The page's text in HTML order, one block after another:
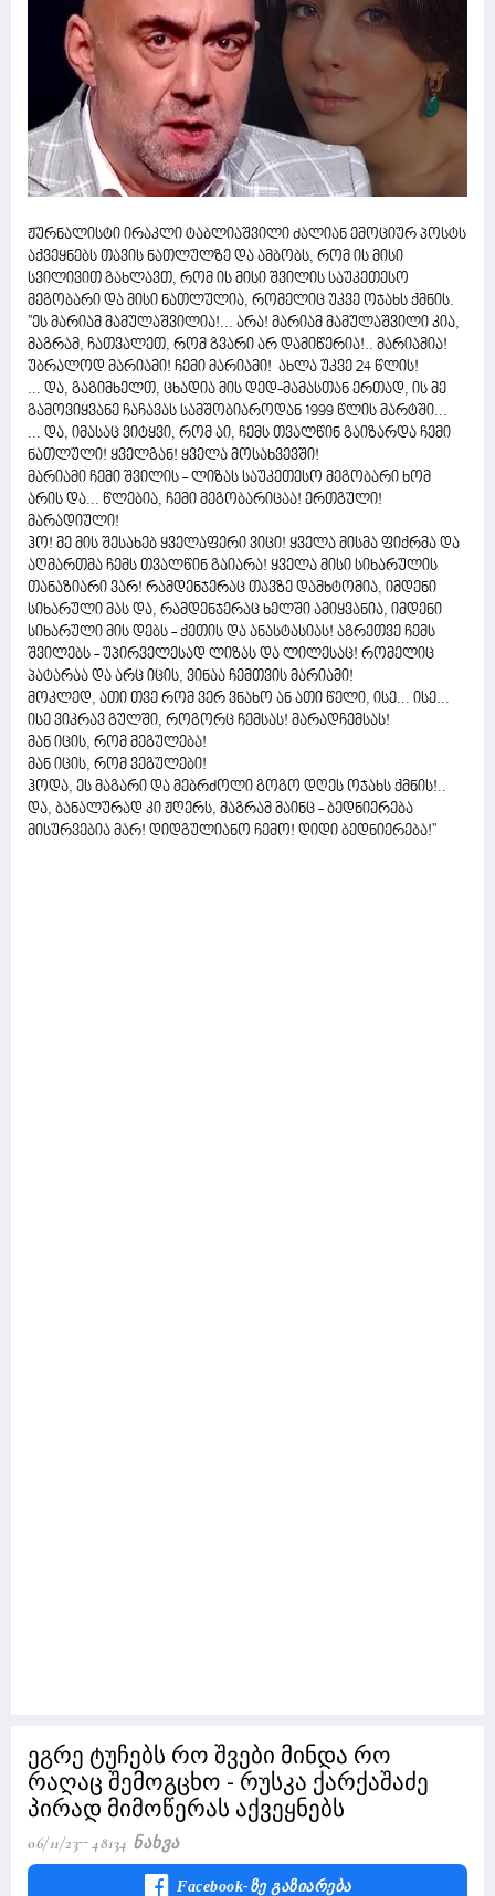
ჟურნალისტი ირაკლი ტაბლიაშვილი ძალიან ემოციურ პოსტს
აქვეყნებს თავის ნათლულზე და ამბობს, რომ ის მისი
სვილივით გახლავთ, რომ ის მისი შვილის საუკეთესო
მეგობარი და მისი ნათლულია, რომელიც უკვე ოჯახს ქმნის.
''ეს მარიამ მამულაშვილია!... არა! მარიამ მამულაშვილი კია,
მაგრამ, ჩათვალეთ, რომ გვარი არ დამიწერია!.. მარიამია!
უბრალოდ მარიამი! ჩემი მარიამი! ახლა უკვე 24 წლის!
... და, გაგიმხელთ, ცხადია მის დედ-მამასთან ერთად, ის მე
გამოვიყვანე ჩაჩავას სამშობიაროდან 1999 წლის მარტში...
... და, იმასაც ვიტყვი, რომ აი, ჩემს თვალწინ გაიზარდა ჩემი
ნათლული! ყველგან! ყველა მოსახვევში!
მარიამი ჩემი შვილის - ლიზას საუკეთესო მეგობარი ხომ
არის და... წლებია, ჩემი მეგობარიცაა! ერთგული!
მარადიული!
ჰო! მე მის შესახებ ყველაფერი ვიცი! ყველა მისმა ფიქრმა და
აღმართმა ჩემს თვალწინ გაიარა! ყველა მისი სიხარულის
თანაზიარი ვარ! რამდენჯერაც თავზე დამხტომია, იმდენი
სიხარული მას და, რამდენჯერაც ხელში ამიყვანია, იმდენი
სიხარული მის დებს - ქეთის და ანასტასიას! აგრეთვე ჩემს
შვილებს - უპირველესად ლიზას და ლილესაც! რომელიც
პატარაა და არც იცის, ვინაა ჩემთვის მარიამი!
მოკლედ, ათი თვე რომ ვერ ვნახო ან ათი წელი, ისე... ისე...
ისე ვიკრავ გულში, როგორც ჩემსას! მარადჩემსას!
მან იცის, რომ მეგულება!
მან იცის, რომ ვეგულები!
ჰოდა, ეს მაგარი და მებრძოლი გოგო დღეს ოჯახს ქმნის!..
და, ბანალურად კი ჟღერს, მაგრამ მაინც - ბედნიერება
მისურვებია მარ! დიდგულიანო ჩემო! დიდი ბედნიერება!''
ეგრე ტუჩებს რო შვები მინდა რო
რაღაც შემოგცხო - რუსკა ქარქაშაძე
პირად მიმოწერას აქვეყნებს
06/11/23 48134 Ნახვა
Facebook-Ზე Გაზიარება